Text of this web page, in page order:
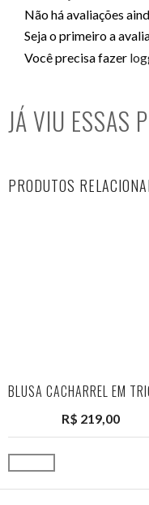
Não há avaliações
Seja o primeiro a
Você precisa fazer
JÁ VIU ESSAS
PRODUTOS
BLUSA CACHARREL EM
R$ 219,00